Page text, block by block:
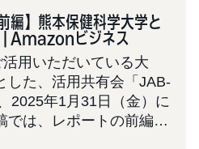
編】熊本保健科学大学と
| Amazonビジネス
用いただいている大
した、活用共有会「JAB-
2025年1月31日（金）に
では、レポートの前編と